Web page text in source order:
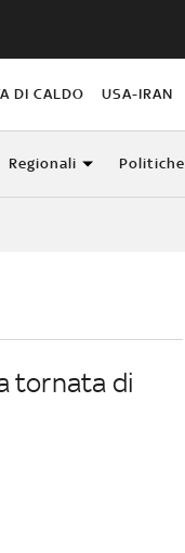
DI CALDO USA-IRAN
Regionali Politiche
tornata di